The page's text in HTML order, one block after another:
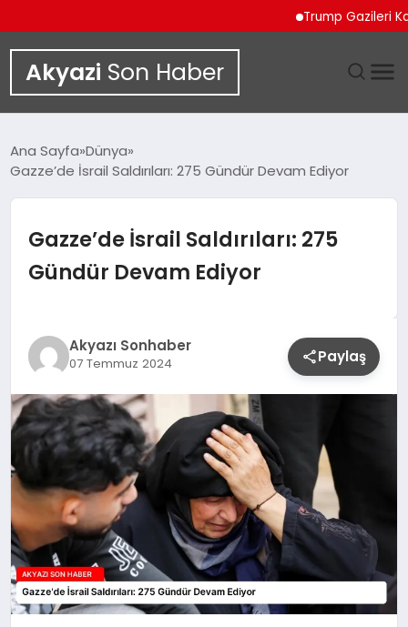
Trump Gazileri
Akyazi Son Haber
DÜNYA
EKONOMI
TEKNOLOJI
YAŞAM
Ana Sayfa Dünya
Gazze’de İsrail Saldırıları: 275 Gündür Devam Ediyor
Gazze’de İsrail Saldırıları: 275
Gündür Devam Ediyor
Akyazı Sonhaber
07 Temmuz 2024 Paylaş